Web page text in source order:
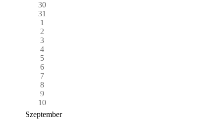
30
31
1
2
3
4
5
6
7
8
9
10
Szeptember